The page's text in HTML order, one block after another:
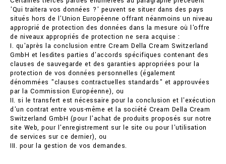
'Qui traitera vos données ?' peuvent se situer dans des pays
situés hors de l'Union Européenne offrant néanmoins un niveau
approprié de protection des données dans la mesure où l'offre
de niveaux appropriés de protection ne sera acquise :
I. qu'après la conclusion entre Cream Della Cream Switzerland
GmbH et lesdites parties d'accords spécifiques contenant des
clauses de sauvegarde et des garanties appropriées pour la
protection de vos données personnelles (également
dénommées "clauses contractuelles standards" et approuvées
par la Commission Européenne), ou
II. si le transfert est nécessaire pour la conclusion et l'exécution
d'un contrat entre vous-même et la société Cream Della Cream
Switzerland GmbH (pour l'achat de produits proposés sur notre
site Web, pour l'enregistrement sur le site ou pour l'utilisation
de services sur ce dernier), ou
III. pour la gestion de vos demandes.